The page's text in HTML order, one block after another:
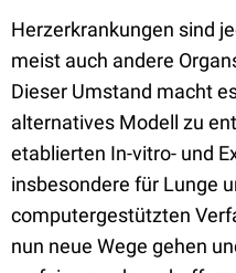
Herzerkrankungen sind
meist auch andere
Dieser Umstand macht
alternatives Modell zu
etablierten In-vitro- und
insbesondere für Lunge
computergestützten
nun neue Wege gehen